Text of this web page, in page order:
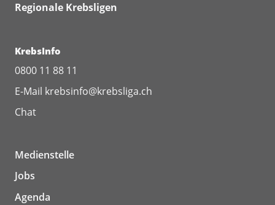
Regionale Krebsligen
KrebsInfo
0800 11 88 11
E-Mail krebsinfo@krebsliga.ch
Chat
Medienstelle
Jobs
Agenda